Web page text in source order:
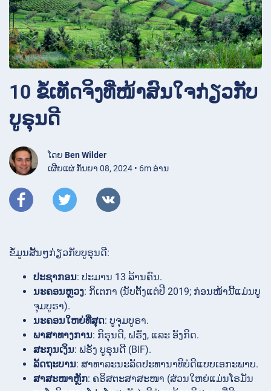
10 ຂໍ້ເທັດຈິງທີ່ໜ້າສົນໃຈກ່ຽວກັບ
ບູຣຸນດີ
ໂດຍ Ben Wilder
ເຜີຍແຜ່ ກັນຍາ 08, 2024 • 6m ອ່ານ
ຂໍ້ມູນສັ້ນໆກ່ຽວກັບບູຣຸນດີ:
ປະຊາກອນ: ປະມານ 13 ລ້ານຄົນ.
ນະຄອນຫຼວງ: ກິເຕກາ (ນັບຕັ້ງແຕ່ປີ 2019; ກ່ອນໜ້ານີ້ແມ່ນບູ
ຈຸມບູຣາ).
ນະຄອນໃຫຍ່ທີ່ສຸດ: ບູຈຸມບູຣາ.
ພາສາທາງການ: ກິຣຸນດີ, ຝຣັ່ງ, ແລະ ອັງກິດ.
ສະກຸນເງິນ: ຟຣັງ ບູຣຸນດີ (BIF).
ລັດຖະບານ: ສາທາລະນະລັດປະທານາທິບໍດີແບບເອກະພາບ.
ສາສະໜາຫຼັກ: ຄຣິສຕະສາສະໜາ (ສ່ວນໃຫຍ່ແມ່ນໂຣມັນ